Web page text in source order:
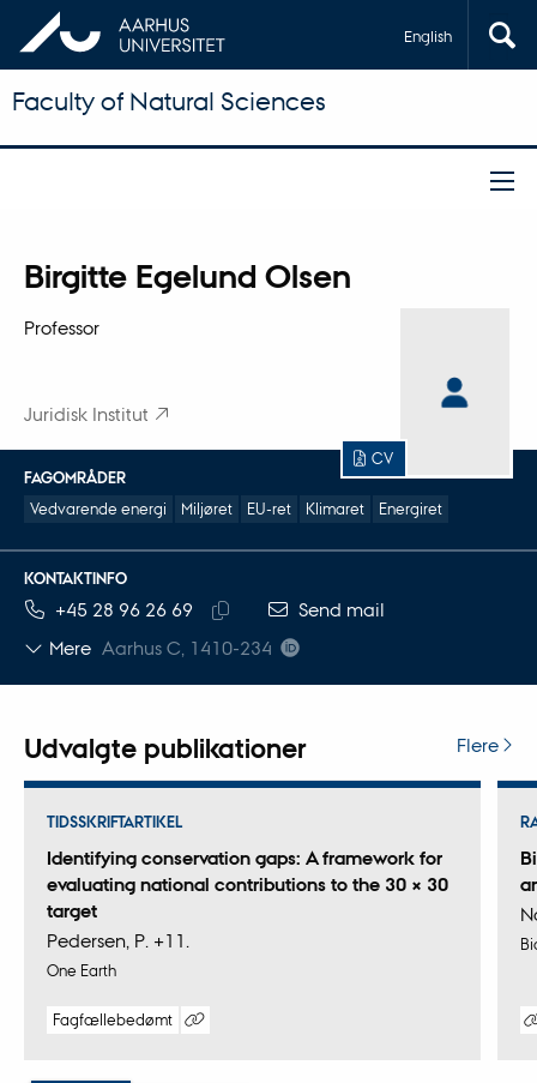
English
Faculty of Natural Sciences
Birgitte Egelund Olsen
Titel
Professor
Juridisk Institut
CV
FAGOMRÅDER
Vedvarende energi
Miljøret EU-ret Klimaret Energiret
KONTAKTINFO
TELEFONNUMMER
+45 28 96 26 69
Kopier
MAILADRESSE
Send mail
Mere Aarhus C, 1410-234
Udvalgte publikationer Flere
Identifying conservation gaps: A framework for
evaluating national contributions to the 30 × 30
target
Pedersen, P. +11.
TIDSSKRIFTARTIKEL
One Earth
Fagfællebedømt